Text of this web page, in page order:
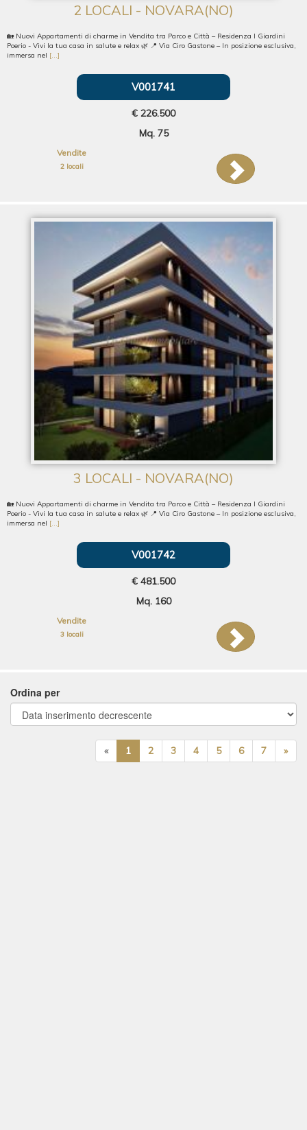
2 LOCALI - NOVARA(NO)
🏡 Nuovi Appartamenti di charme in Vendita tra Parco e Città – Residenza I Giardini
Poerio - Vivi la tua casa in salute e relax 🌿 📍 Via Ciro Gastone – In posizione esclusiva,
immersa nel [...]
V001741
€ 226.500
Mq. 75
Vendite
2 locali
3 LOCALI - NOVARA(NO)
🏡 Nuovi Appartamenti di charme in Vendita tra Parco e Città – Residenza I Giardini
Poerio - Vivi la tua casa in salute e relax 🌿 📍 Via Ciro Gastone – In posizione esclusiva,
immersa nel [...]
V001742
€ 481.500
Mq. 160
Vendite
3 locali
Ordina per
« 1 2 3 4 5 6 7 »